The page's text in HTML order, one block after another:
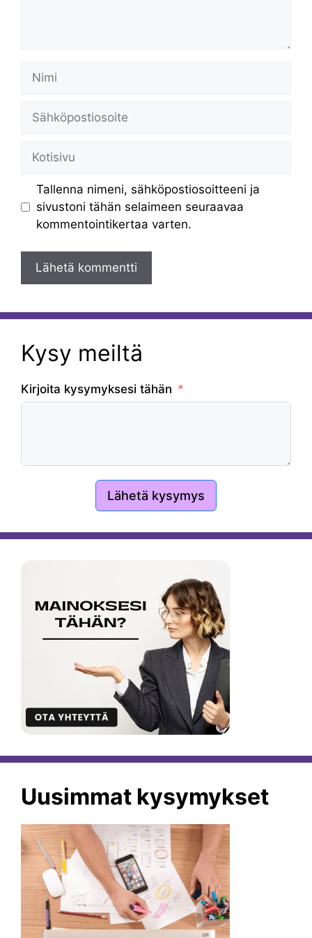
Nimi
Sähköpostiosoite
Kotisivu
Tallenna nimeni, sähköpostiosoitteeni ja
sivustoni tähän selaimeen seuraavaa
kommentointikertaa varten.
Kysy meiltä
Kirjoita kysymyksesi tähän
Lähetä kysymys
Uusimmat kysymykset